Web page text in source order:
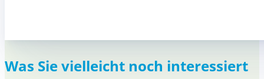
Was Sie vielleicht noch interessiert